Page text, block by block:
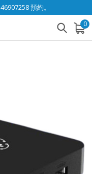
預約。
0
查看